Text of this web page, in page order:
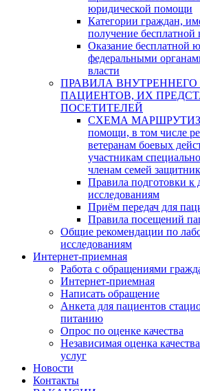
юридической помощи
Категории граждан,
получение
Оказание бесплатной
федеральными
власти
ПРАВИЛА
ПАЦИЕНТОВ, ИХ
ПОСЕТИТЕЛЕЙ
СХЕМА
помощи, в том числе
ветеранам боевых
участникам
членам семей
Правила подготовки к
исследованиям
Приём передач для
Правила посещений
Общие рекомендации по
исследованиям
Интернет-приемная
Работа с обращениями
Интернет-приемная
Написать обращение
Анкета для пациентов
питанию
Опрос по оценке качества
Независимая оценка
услуг
Новости
Контакты